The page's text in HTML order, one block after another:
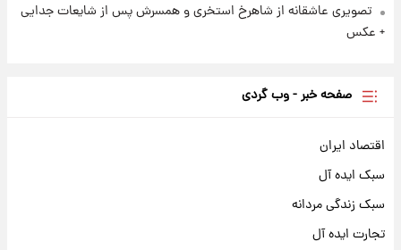
تصویری عاشقانه از شاهرخ استخری و همسرش پس از شایعات جدایی
+ عکس
صفحه خبر - وب گردی
اقتصاد ایران
سبک ایده آل
سبک زندگی مردانه
تجارت ایده آل